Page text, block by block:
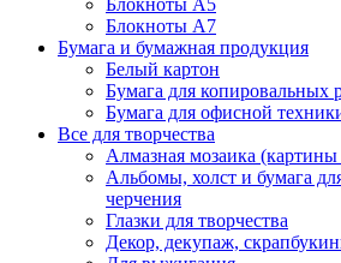
Блокноты А5
Блокноты А7
Бумага и бумажная продукция
Белый картон
Бумага для копировальных
Бумага для офисной
Все для творчества
Алмазная мозаика (картины
Альбомы, холст и бумага
черчения
Глазки для творчества
Декор, декупаж,